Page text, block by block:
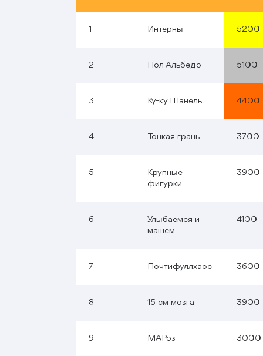
1 Интерны 5200
2 Пол Альбедо 5100
3 Ку-ку Шанель 4400
4 Тонкая грань 3700
5
Крупные
фигурки
3900
6
Улыбаемся и
машем
4100
7 Почтифуллхаос 3600
8 15 см мозга 3900
9 МАРоз 3000